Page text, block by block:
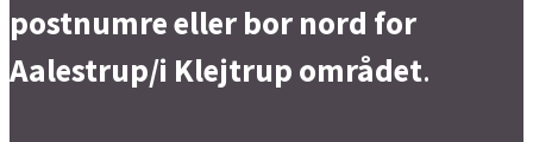
postnumre eller bor nord for
Aalestrup/i Klejtrup området.